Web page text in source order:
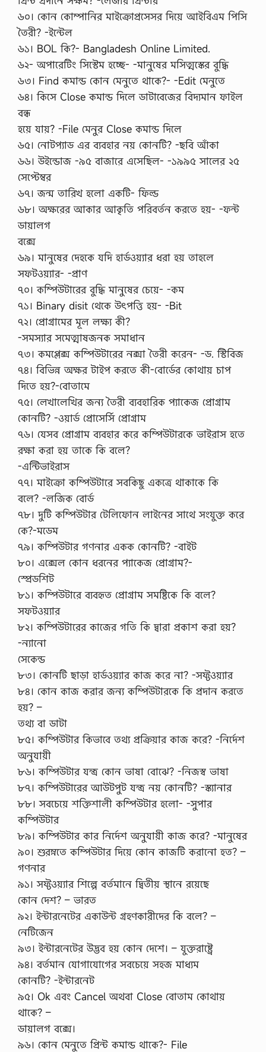
৬০। কোন কোম্পানির মাইক্রোপ্রসেসর দিয়ে আইবিএম পিসি
তৈরী? -ইন্টেল
৬১। BOL কি?- Bangladesh Online Limited.
৬২- অপারেটিং সিস্টেম হচ্ছে- -মানুষের মসিত্মস্কের বুদ্ধি
৬৩। Find কমান্ড কোন মেনুতে থাকে?- -Edit মেনুতে
৬৪। কিসে Close কমান্ড দিলে ডাটাবেজের বিদ্যমান ফাইল
বন্ধ
হয়ে যায়? -File মেনুর Close কমান্ড দিলে
৬৫। নোটপ্যাড এর ব্যবহার নয় কোনটি? -ছবি আঁকা
৬৬। উইন্ডোজ -৯৫ বাজারে এসেছিল- -১৯৯৫ সালের ২৫
সেপ্টেম্বর
৬৭। জন্ম তারিখ হলো একটি- ফিল্ড
৬৮। অক্ষরের আকার আকৃতি পরিবর্তন করতে হয়- -ফন্ট
ডায়ালগ
বক্সে
৬৯। মানুষের দেহকে যদি হার্ডওয়্যার ধরা হয় তাহলে
সফটওয়্যার- -প্রাণ
৭০। কম্পিউটারের বুদ্ধি মানুষের চেয়ে- -কম
৭১। Binary disit থেকে উৎপত্তি হয়- -Bit
৭২। প্রোগ্রামের মূল লক্ষ্য কী?
-সমস্যার সমেত্মাষজনক সমাধান
৭৩। কমপ্লেক্স কম্পিউটারের নক্সা তৈরী করেন- -ড. স্টিবিজ
৭৪। বিভিন্ন অক্ষর টাইপ করতে কী-বোর্ডের কোথায় চাপ
দিতে হয়?-বোতামে
৭৫। লেখালেখির জন্য তৈরী ব্যবহারিক প্যাকেজ প্রোগ্রাম
কোনটি? -ওয়ার্ড প্রোসের্সি প্রোগ্রাম
৭৬। যেসব প্রোগ্রাম ব্যবহার করে কম্পিউটারকে ভাইরাস হতে
রক্ষা করা হয় তাকে কি বলে?
-এন্টিভাইরাস
৭৭। মাইক্রো কম্পিউটারে সবকিছু একত্রে থাকাকে কি
বলে? -লজিক বোর্ড
৭৮। দুটি কম্পিউটার টেলিফোন লাইনের সাথে সংযুক্ত করে
কে?-মডেম
৭৯। কম্পিউটার গণনার একক কোনটি? -বাইট
৮০। এক্সেল কোন ধরনের প্যাকেজ প্রোগ্রাম?-
স্প্রেডশিট
৮১। কম্পিউটারে ব্যবহৃত প্রোগ্রাম সমষ্টিকে কি বলে?
সফটওয়্যার
৮২। কম্পিউটারের কাজের গতি কি দ্বারা প্রকাশ করা হয়?
-ন্যানো
সেকেন্ড
৮৩। কোনটি ছাড়া হার্ডওয়্যার কাজ করে না? -সফ্টওয়্যার
৮৪। কোন কাজ করার জন্য কম্পিউটারকে কি প্রদান করতে
হয়? –
তথ্য বা ডাটা
৮৫। কম্পিউটার কিভাবে তথ্য প্রক্রিয়ার কাজ করে? -নির্দেশ
অনুযায়ী
৮৬। কম্পিউটার যন্ত্র কোন ভাষা বোঝে? -নিজস্ব ভাষা
৮৭। কম্পিউটারের আউটপুট যন্ত্র নয় কোনটি? -স্ক্যানার
৮৮। সবচেয়ে শক্তিশালী কম্পিউটার হলো- -সুপার
কম্পিউটার
৮৯। কম্পিউটার কার নির্দেশ অনুযায়ী কাজ করে? -মানুষের
৯০। শুরম্নতে কম্পিউটার দিয়ে কোন কাজটি করানো হত? –
গণনার
৯১। সফ্টওয়্যার শিল্পে বর্তমানে দ্বিতীয় স্থানে রয়েছে
কোন দেশ? – ভারত
৯২। ইন্টারনেটের একাউন্ট গ্রহণকারীদের কি বলে? –
নেটিজেন
৯৩। ইন্টারনেটের উদ্ভব হয় কোন দেশে। – যুক্তরাষ্ট্রে
৯৪। বর্তমান যোগাযোগের সবচেয়ে সহজ মাধ্যম
কোনটি? -ইন্টারনেট
৯৫। Ok এবং Cancel অথবা Close বোতাম কোথায়
থাকে? –
ডায়ালগ বক্সে।
৯৬। কোন মেনুতে প্রিন্ট কমান্ড থাকে?- File